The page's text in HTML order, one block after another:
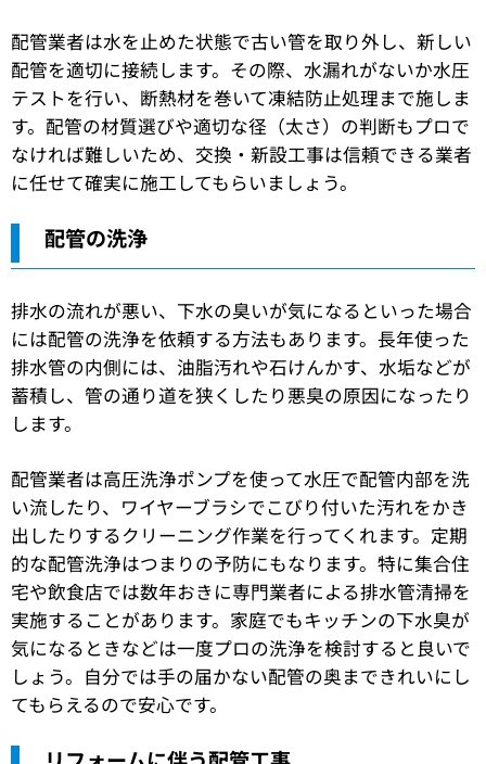
配管業者は水を止めた状態で古い管を取り外し、新しい
配管を適切に接続します。その際、水漏れがないか水圧
テストを行い、断熱材を巻いて凍結防止処理まで施しま
す。配管の材質選びや適切な径（太さ）の判断もプロで
なければ難しいため、交換・新設工事は信頼できる業者
に任せて確実に施工してもらいましょう。
配管の洗浄
排水の流れが悪い、下水の臭いが気になるといった場合
には配管の洗浄を依頼する方法もあります。長年使った
排水管の内側には、油脂汚れや石けんかす、水垢などが
蓄積し、管の通り道を狭くしたり悪臭の原因になったり
します。
配管業者は高圧洗浄ポンプを使って水圧で配管内部を洗
い流したり、ワイヤーブラシでこびり付いた汚れをかき
出したりするクリーニング作業を行ってくれます。定期
的な配管洗浄はつまりの予防にもなります。特に集合住
宅や飲食店では数年おきに専門業者による排水管清掃を
実施することがあります。家庭でもキッチンの下水臭が
気になるときなどは一度プロの洗浄を検討すると良いで
しょう。自分では手の届かない配管の奥まできれいにし
てもらえるので安心です。